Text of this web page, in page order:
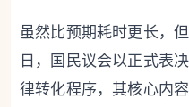
虽然比预期耗时更长，
日，国民议会以正式表
律转化程序，其核心内